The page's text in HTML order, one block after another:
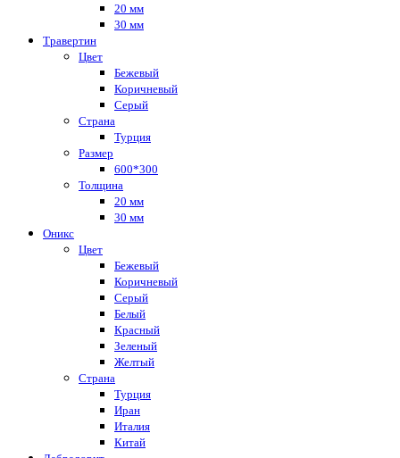
20 мм
30 мм
Травертин
Цвет
Бежевый
Коричневый
Серый
Страна
Турция
Размер
600*300
Толщина
20 мм
30 мм
Оникс
Цвет
Бежевый
Коричневый
Серый
Белый
Красный
Зеленый
Желтый
Страна
Турция
Иран
Италия
Китай